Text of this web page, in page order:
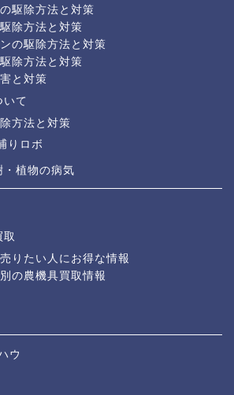
駆除方法と対策
除方法と対策
の駆除方法と対策
除方法と対策
と対策
いて
方法と対策
りロボ
・植物の病気
取
りたい人にお得な情報
の農機具買取情報
ウ